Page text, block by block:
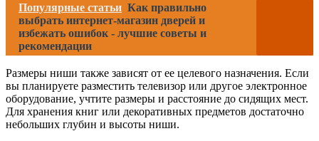
Популярные статьи Как правильно
выбрать интернет-магазин дверей и
избежать ошибок - лучшие советы и
рекомендации
Размеры ниши также зависят от ее целевого назначения. Если
вы планируете разместить телевизор или другое электронное
оборудование, учтите размеры и расстояние до сидящих мест.
Для хранения книг или декоративных предметов достаточно
небольших глубин и высоты ниши.